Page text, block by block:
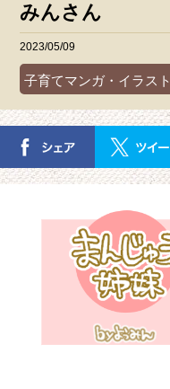
みんさん
2023/05/09
子育てマンガ・イラスト